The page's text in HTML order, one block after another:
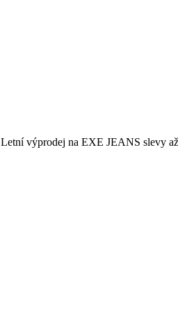
Letní výprodej na EXE JEANS slevy